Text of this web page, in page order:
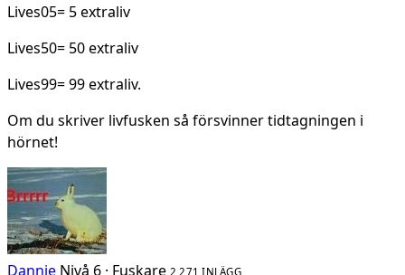
Lives05= 5 extraliv
Lives50= 50 extraliv
Lives99= 99 extraliv.
Om du skriver livfusken så försvinner tidtagningen i
hörnet!
Dannie Nivå 6 · Fuskare 2 271 INLÄGG